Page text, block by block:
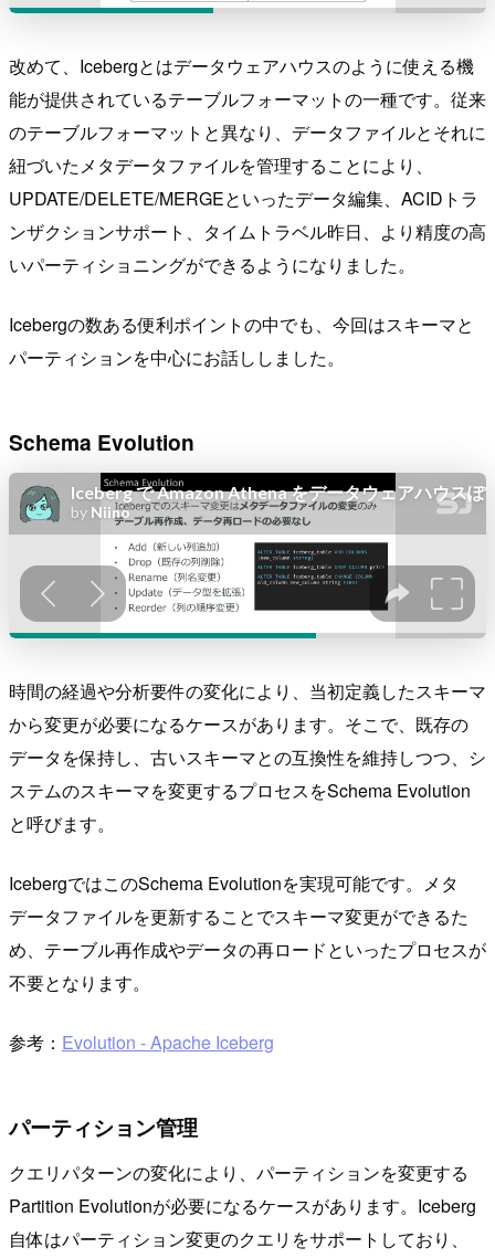
改めて、Icebergとはデータウェアハウスのように使える機
能が提供されているテーブルフォーマットの一種です。従来
のテーブルフォーマットと異なり、データファイルとそれに
紐づいたメタデータファイルを管理することにより、
UPDATE/DELETE/MERGEといったデータ編集、ACIDトラ
ンザクションサポート、タイムトラベル昨日、より精度の高
いパーティショニングができるようになりました。
Icebergの数ある便利ポイントの中でも、今回はスキーマと
パーティションを中心にお話ししました。
Schema Evolution
時間の経過や分析要件の変化により、当初定義したスキーマ
から変更が必要になるケースがあります。そこで、既存の
データを保持し、古いスキーマとの互換性を維持しつつ、シ
ステムのスキーマを変更するプロセスをSchema Evolution
と呼びます。
IcebergではこのSchema Evolutionを実現可能です。メタ
データファイルを更新することでスキーマ変更ができるた
め、テーブル再作成やデータの再ロードといったプロセスが
不要となります。
参考： Evolution - Apache Iceberg
パーティション管理
クエリパターンの変化により、パーティションを変更する
Partition Evolutionが必要になるケースがあります。Iceberg
自体はパーティション変更のクエリをサポートしており、